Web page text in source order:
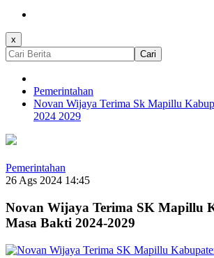
x
Cari
Pemerintahan
Novan Wijaya Terima Sk Mapillu
2024 2029
Pemerintahan
26 Ags 2024 14:45
Novan Wijaya Terima SK Mapillu
Masa Bakti 2024-2029